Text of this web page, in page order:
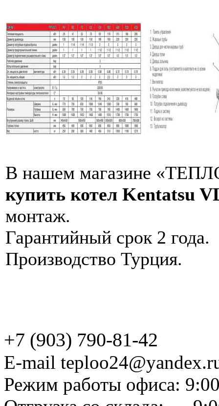
В нашем магазине
купить котел Kentatsu
монтаж.
Гарантийный срок 2 года.
Производство Турция.
+7 (903) 790-81-42
E-mail
Режим работы офиса: